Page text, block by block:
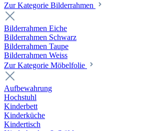
Zur Kategorie Bilderrahmen
Bilderrahmen Eiche
Bilderrahmen Schwarz
Bilderrahmen Taupe
Bilderrahmen Weiss
Zur Kategorie Möbelfolie
Aufbewahrung
Hochstuhl
Kinderbett
Kinderküche
Kindertisch